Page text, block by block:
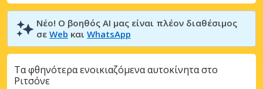
Νέο! Ο βοηθός AI μας είναι πλέον διαθέσιμος
σε Web και WhatsApp
Τα φθηνότερα ενοικιαζόμενα αυτοκίνητα στο
Ριτσόνε